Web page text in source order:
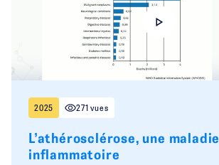
2025 271 vues
L’athérosclérose, une maladie
inflammatoire